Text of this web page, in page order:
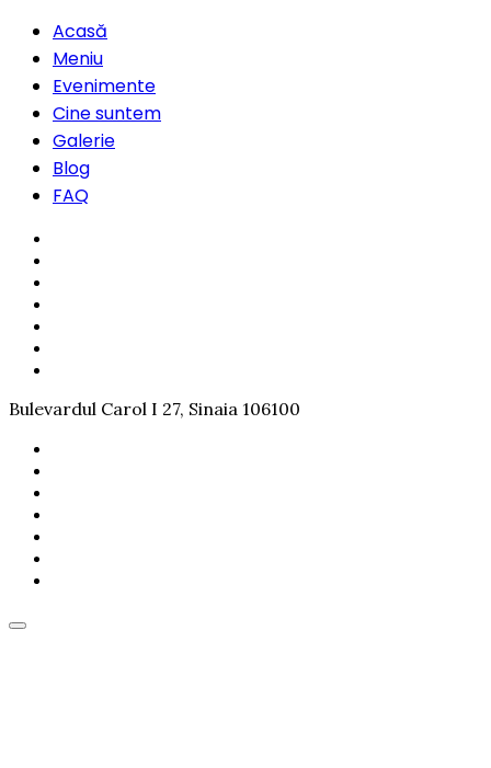
Acasă
Meniu
Evenimente
Cine suntem
Galerie
Blog
FAQ
Bulevardul Carol I 27, Sinaia 106100